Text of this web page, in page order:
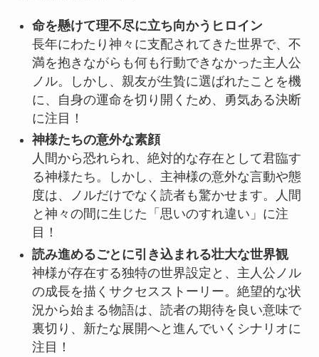
命を懸けて理不尽に立ち向かうヒロイン
長年にわたり神々に支配されてきた世界で、不
満を抱きながらも何も行動できなかった主人公
ノル。しかし、親友が生贄に選ばれたことを機
に、自身の運命を切り開くため、勇気ある決断
に注目！
神様たちの意外な素顔
人間から恐れられ、絶対的な存在として君臨す
る神様たち。しかし、主神様の意外な言動や態
度は、ノルだけでなく読者も驚かせます。人間
と神々の間に生じた「思いのすれ違い」に注
目！
読み進めるごとに引き込まれる壮大な世界観
神様が存在する独特の世界設定と、主人公ノル
の成長を描くサクセスストーリー。絶望的な状
況から始まる物語は、読者の期待を良い意味で
裏切り、新たな展開へと進んでいくシナリオに
注目！